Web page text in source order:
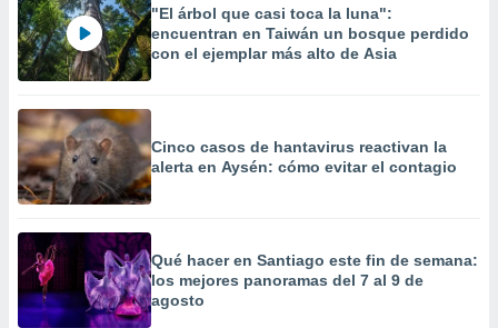
"El árbol que casi toca la luna":
encuentran en Taiwán un bosque perdido
con el ejemplar más alto de Asia
Cinco casos de hantavirus reactivan la
alerta en Aysén: cómo evitar el contagio
Qué hacer en Santiago este fin de semana:
los mejores panoramas del 7 al 9 de
agosto